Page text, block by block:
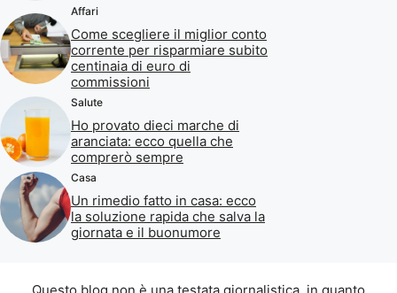
Affari
Come scegliere il miglior conto
corrente per risparmiare subito
centinaia di euro di
commissioni
Salute
Ho provato dieci marche di
aranciata: ecco quella che
comprerò sempre
Casa
Un rimedio fatto in casa: ecco
la soluzione rapida che salva la
giornata e il buonumore